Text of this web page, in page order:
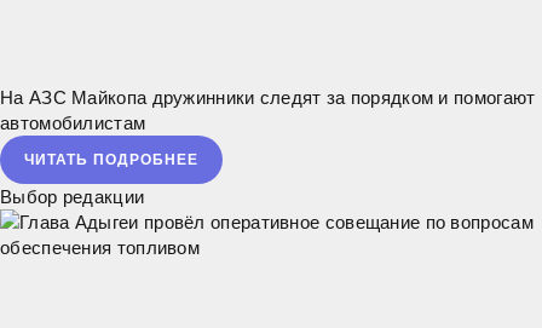
На АЗС Майкопа дружинники следят за порядком и помогают
автомобилистам
ЧИТАТЬ ПОДРОБНЕЕ
Выбор редакции